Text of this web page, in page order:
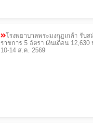
โรงพยาบาลพระมงกุฎเกล้า รับ
ราชการ 5 อัตรา เงินเดือน
10-14 ส.ค. 2569